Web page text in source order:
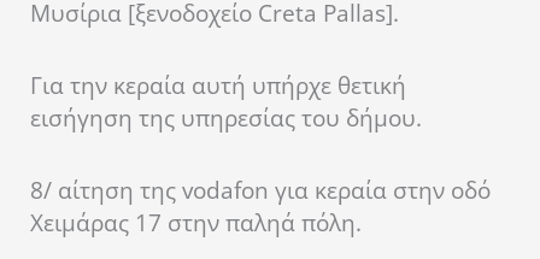
Μυσίρια [ξενοδοχείο Creta Pallas].
Για την κεραία αυτή υπήρχε θετική
εισήγηση της υπηρεσίας του δήμου.
8/ αίτηση της vodafon για κεραία στην οδό
Χειμάρας 17 στην παληά πόλη.